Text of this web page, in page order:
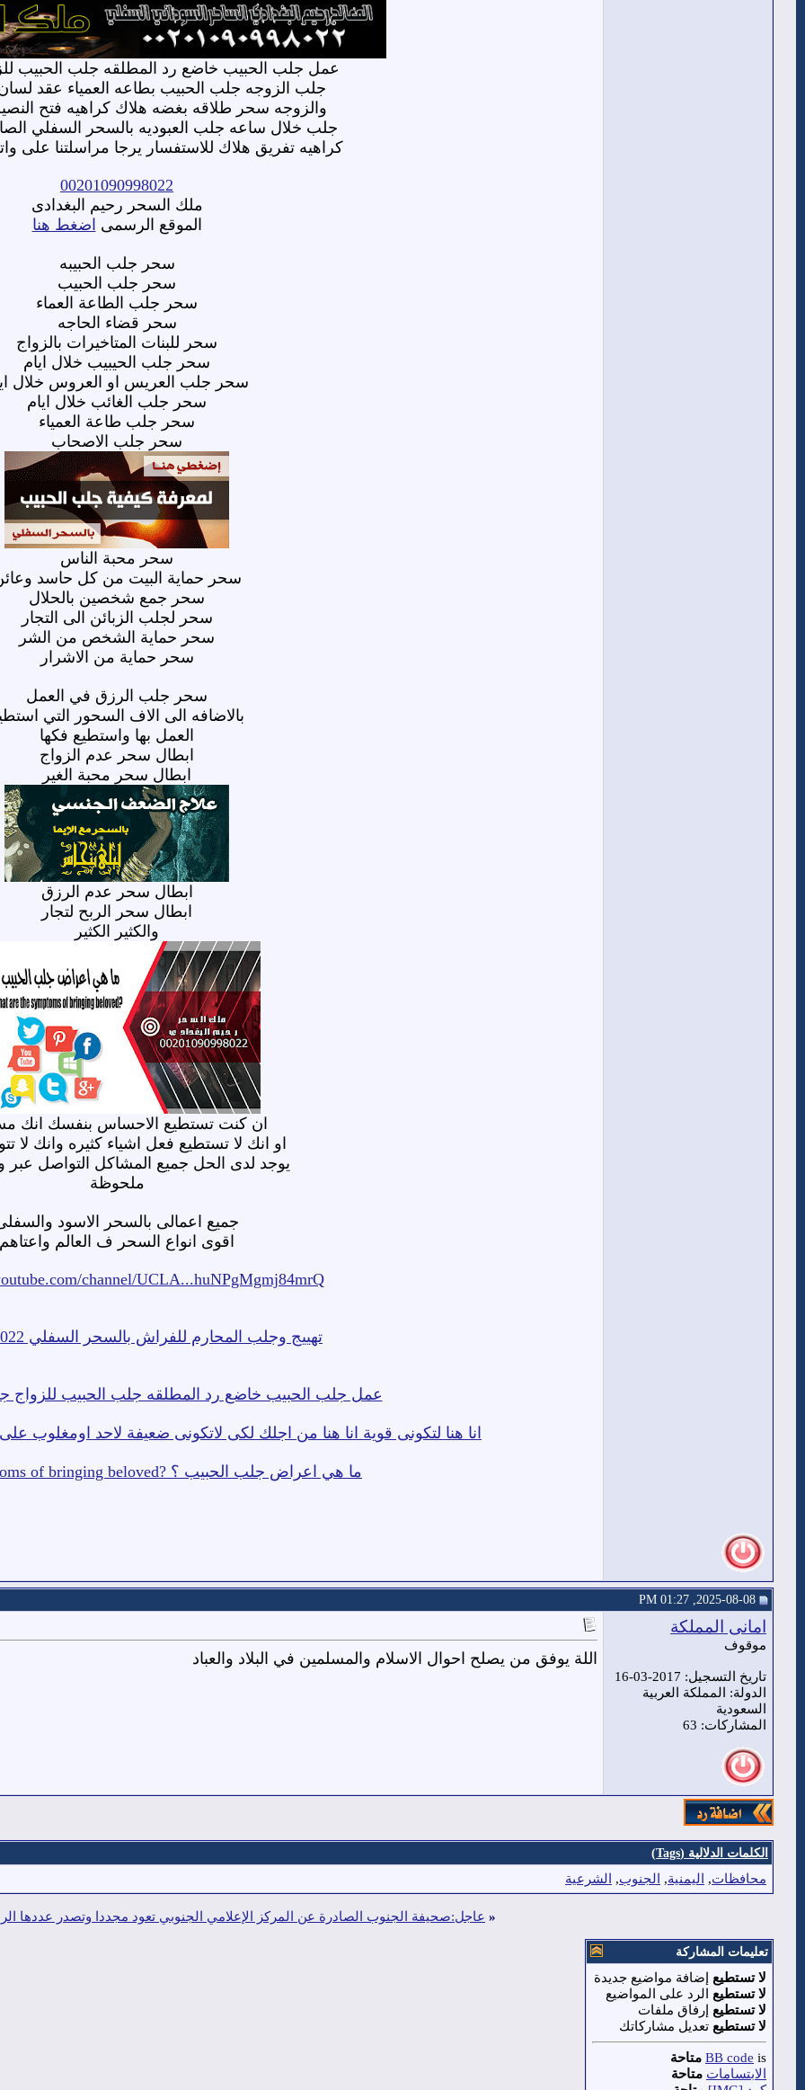
عمل جلب الحبيب خاضع رد المطلقه جلب الحبيب
جلب الزوجه جلب الحبيب بطاعه العمياء عقد
والزوجه سحر طلاقه بغضه هلاك كراهيه فتح
جلب خلال ساعه جلب العبوديه بالسحر السفلي
كراهيه تفريق هلاك للاستفسار يرجا مراسلتنا على
00201090998022
ملك السحر رحيم البغدادى
الموقع الرسمى اضغط هنا
سحر جلب الحبيبه
سحر جلب الحبيب
سحر جلب الطاعة العماء
سحر قضاء الحاجه
سحر للبنات المتاخيرات بالزواج
سحر جلب الحيبيب خلال ايام
سحر جلب العريس او العروس خلال
سحر جلب الغائب خلال ايام
سحر جلب طاعة العمياء
سحر جلب الاصحاب
سحر محبة الناس
سحر حماية البيت من كل حاسد
سحر جمع شخصين بالحلال
سحر لجلب الزبائن الى التجار
سحر حماية الشخص من الشر
سحر حماية من الاشرار
سحر جلب الرزق في العمل
بالاضافه الى الاف السحور التي
العمل بها واستطيع فكها
ابطال سحر عدم الزواج
ابطال سحر محبة الغير
ابطال سحر عدم الرزق
ابطال سحر الربح لتجار
والكثير الكثير
ان كنت تستطيع الاحساس بنفسك انك
او انك لا تستطيع فعل اشياء كثيره وانك لا
يوجد لدى الحل جميع المشاكل التواصل
ملحوظة
جميع اعمالى بالسحر الاسود
اقوى انواع السحر ف العالم واعتاهم
channel/UCLA...huNPgMgmj84mrQ
تهييج وجلب المحارم للفراش بالسحر السفلي 00201090998022
عمل جلب الحبيب خاضع رد المطلقه جلب الحبيب
انا هنا لتكونى قوية انا هنا من اجلك لكى لاتكونى ضعيفة لاحد اومغلوب على امرك
ما هي اعراض جلب الحبيب ؟ ?What are the symptoms of bringing beloved
امانى المملكة
موقوف
تاريخ التسجيل: 2017-03-16
الدولة: المملكة العربية
السعودية
المشاركات: 63
اللة يوفق من يصلح احوال الاسلام والمسلمين في البلاد والعباد
الكلمات الدلالية (Tags)
محافظات, اليمنية, الجنوب, الشرعية
« عاجل:صحيفة الجنوب الصادرة عن المركز الإعلامي الجنوبي تعود مجددا وتصدر عددها
تعليمات المشاركة
لا تستطيع إضافة مواضيع جديدة
لا تستطيع الرد على المواضيع
لا تستطيع إرفاق ملفات
لا تستطيع تعديل مشاركاتك
BB code is
متاحة
الابتسامات متاحة